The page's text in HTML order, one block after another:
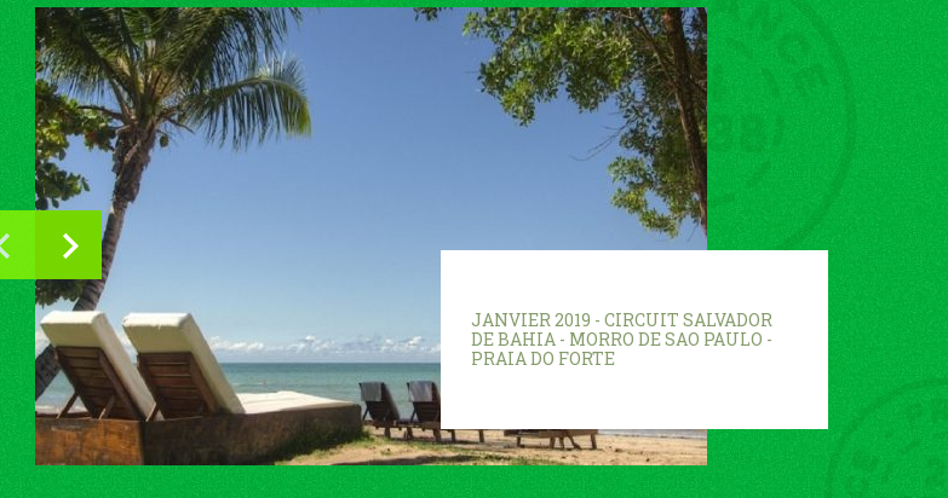
JANVIER 2019 - CIRCUIT SALVADOR
DE BAHIA - MORRO DE SAO PAULO -
PRAIA DO FORTE